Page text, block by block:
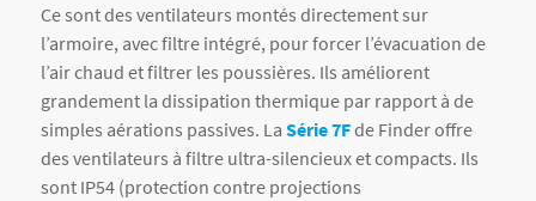
Ce sont des ventilateurs montés directement sur
l’armoire, avec filtre intégré, pour forcer l’évacuation de
l’air chaud et filtrer les poussières. Ils améliorent
grandement la dissipation thermique par rapport à de
simples aérations passives. La Série 7Fde Finder offre
des ventilateurs à filtre ultra-silencieux et compacts. Ils
sont IP54 (protection contre projections